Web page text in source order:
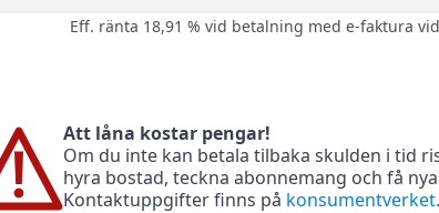
Påminnelseavgift:
Ränta:
Effektiv ränta:
Eff. ränta 18,91 % vid betalning med e-faktura
Att låna kostar pengar!
Om du inte kan betala tilbaka skulden i tid
hyra bostad, teckna abonnemang och få
Kontaktuppgifter finns på